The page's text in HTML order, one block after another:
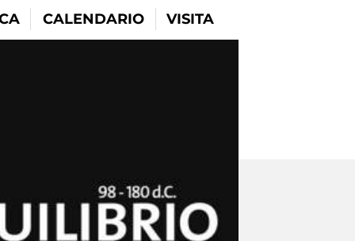
CALENDARIO VISITA